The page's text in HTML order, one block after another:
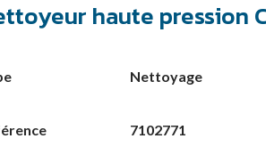
haute pression
Nettoyage
7102771